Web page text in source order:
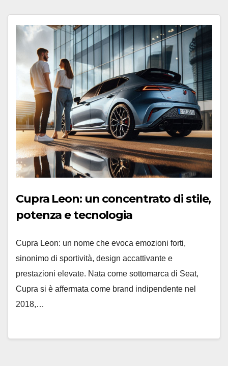
Cupra Leon: un concentrato di stile,
potenza e tecnologia
Cupra Leon: un nome che evoca emozioni forti,
sinonimo di sportività, design accattivante e
prestazioni elevate. Nata come sottomarca di Seat,
Cupra si è affermata come brand indipendente nel
2018,…